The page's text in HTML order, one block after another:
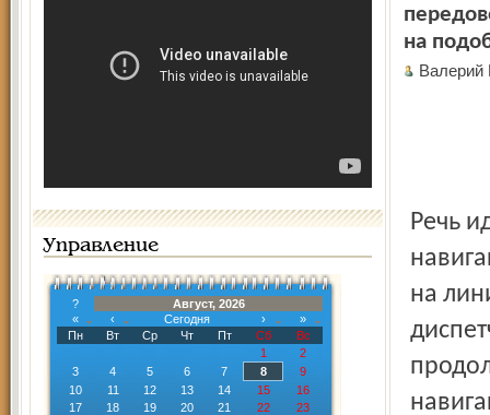
Управление
?
Август, 2026
«
‹ Сегодня ›
»
Пн
Вт Ср Чт Пт Сб
Вс
1
2
3
4 5 6 7 8
9
10
11 12 13 14 15
16
17
18 19 20 21 22
23
на
Речь
на